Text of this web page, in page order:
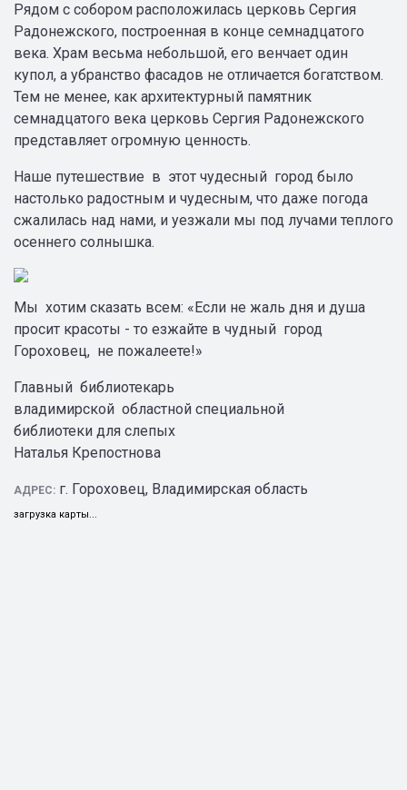
Рядом с собором расположилась церковь Сергия
Радонежского, построенная в конце семнадцатого
века. Храм весьма небольшой, его венчает один
купол, а убранство фасадов не отличается богатством.
Тем не менее, как архитектурный памятник
семнадцатого века церковь Сергия Радонежского
представляет огромную ценность.
Наше путешествие в этот чудесный город было
настолько радостным и чудесным, что даже погода
сжалилась над нами, и уезжали мы под лучами теплого
осеннего солнышка.
Мы хотим сказать всем: «Если не жаль дня и душа
просит красоты - то езжайте в чудный город
Гороховец, не пожалеете!»
Главный библиотекарь
владимирской областной специальной
библиотеки для слепых
Наталья Крепостнова
АДРЕС: г. Гороховец, Владимирская область
загрузка карты...